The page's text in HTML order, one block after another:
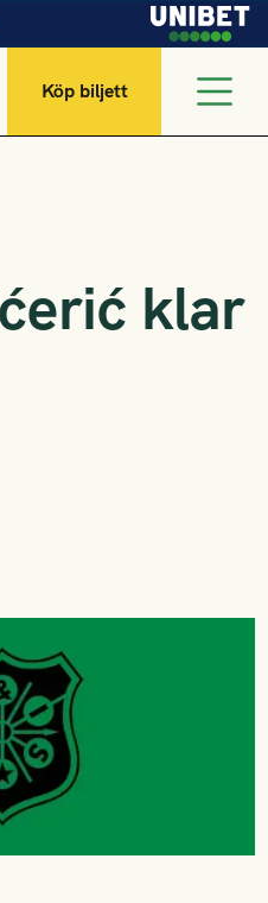
Köp biljett
klar